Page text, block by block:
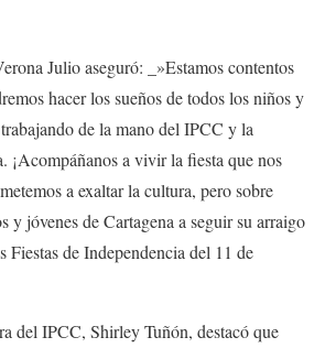
Julio aseguró: _»Estamos contentos
hacer los sueños de todos los niños y
de la mano del IPCC y la
¡Acompáñanos a vivir la fiesta que nos
a exaltar la cultura, pero sobre
y jóvenes de Cartagena a seguir su arraigo
Fiestas de Independencia del 11 de
del IPCC, Shirley Tuñón, destacó que